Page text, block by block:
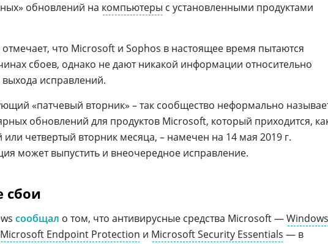
обновлений на компьютеры с установленными продуктами
отмечает, что Microsoft и Sophos в настоящее время пытаются
сбоев, однако не дают никакой информации относительно
исправлений.
«патчевый вторник» – так сообщество неформально
обновлений для продуктов Microsoft, который приходится,
четвертый вторник месяца, – намечен на 14 мая 2019 г.
может выпустить и внеочередное исправление.
сбои
сообщал о том, что антивирусные средства Microsoft —Windows
Microsoft Endpoint Protection и Microsoft Security Essentials — в